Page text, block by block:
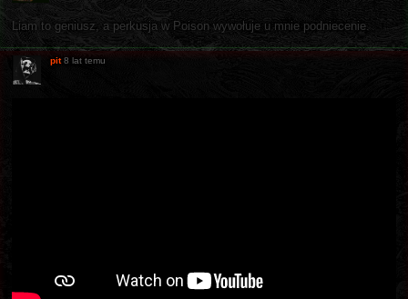
Liam to geniusz, a perkusja w Poison wywołuje u mnie podniecenie.
pit 8 lat temu